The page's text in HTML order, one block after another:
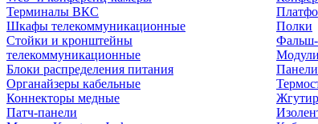
Терминалы ВКС
Шкафы телекоммуникационные
Стойки и кронштейны
телекоммуникационные
Блоки распределения питания
Органайзеры кабельные
Полки
Фальш-
Коннекторы медные
Патч-панели